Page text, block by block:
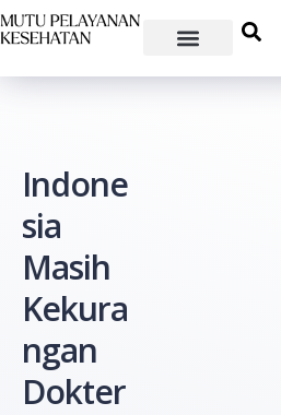
Indone
sia
Masih
Kekura
ngan
Dokter